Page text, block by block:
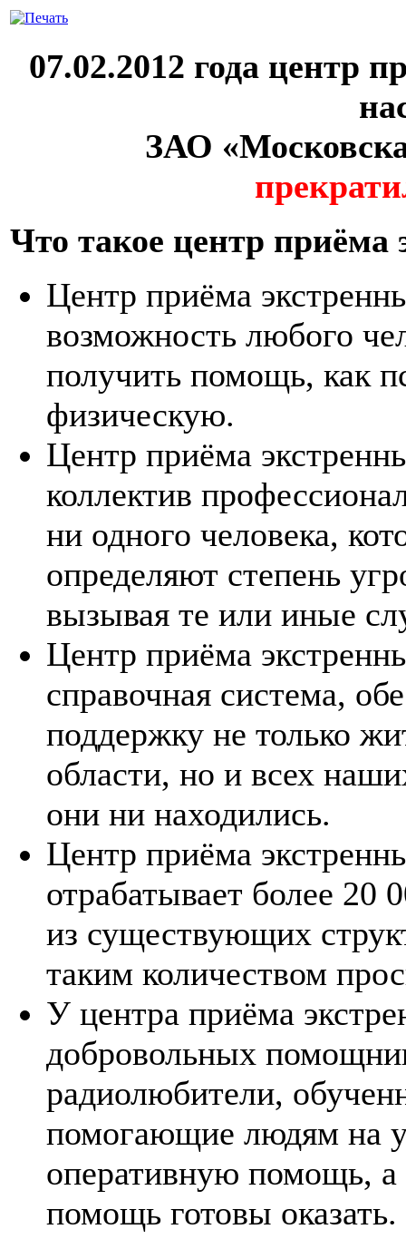
07.02.2012 года центр
ЗАО
Что такое центр приёма
Центр приёма
возможность любого
получить помощь, как
физическую.
Центр приёма
коллектив
ни одного человека,
определяют степень
вызывая те или иные
Центр приёма
справочная система,
поддержку не только
области, но и всех
они ни находились.
Центр приёма
отрабатывает более 20
из существующих
таким количеством
У центра приёма
добровольных
радиолюбители,
помогающие людям на
оперативную помощь, а
помощь готовы оказать.